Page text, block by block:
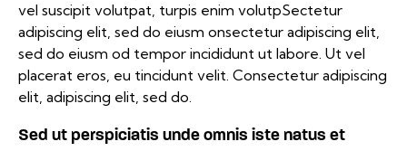
vel suscipit volutpat, turpis enim volutpSectetur
adipiscing elit, sed do eiusm onsectetur adipiscing elit,
sed do eiusm od tempor incididunt ut labore. Ut vel
placerat eros, eu tincidunt velit. Consectetur adipiscing
elit, adipiscing elit, sed do.
Sed ut perspiciatis unde omnis iste natus et